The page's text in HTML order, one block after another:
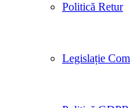
Politică Retur
Legislație